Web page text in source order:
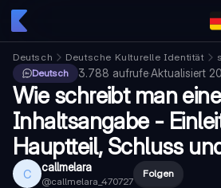
Deutsch Deutsche Kulturelle Identität
Deutsch
3.788 aufrufe·Aktualisiert
Wie schreibt man eine
Inhaltsangabe -
Hauptteil, Schluss
C callmelara
@callmelara_470727
Folgen